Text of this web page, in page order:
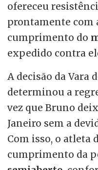
ofereceu
prontamente com
cumprimento do
expedido contra
A decisão da Vara
determinou a
vez que Bruno
Janeiro sem a
Com isso, o atleta
cumprimento da